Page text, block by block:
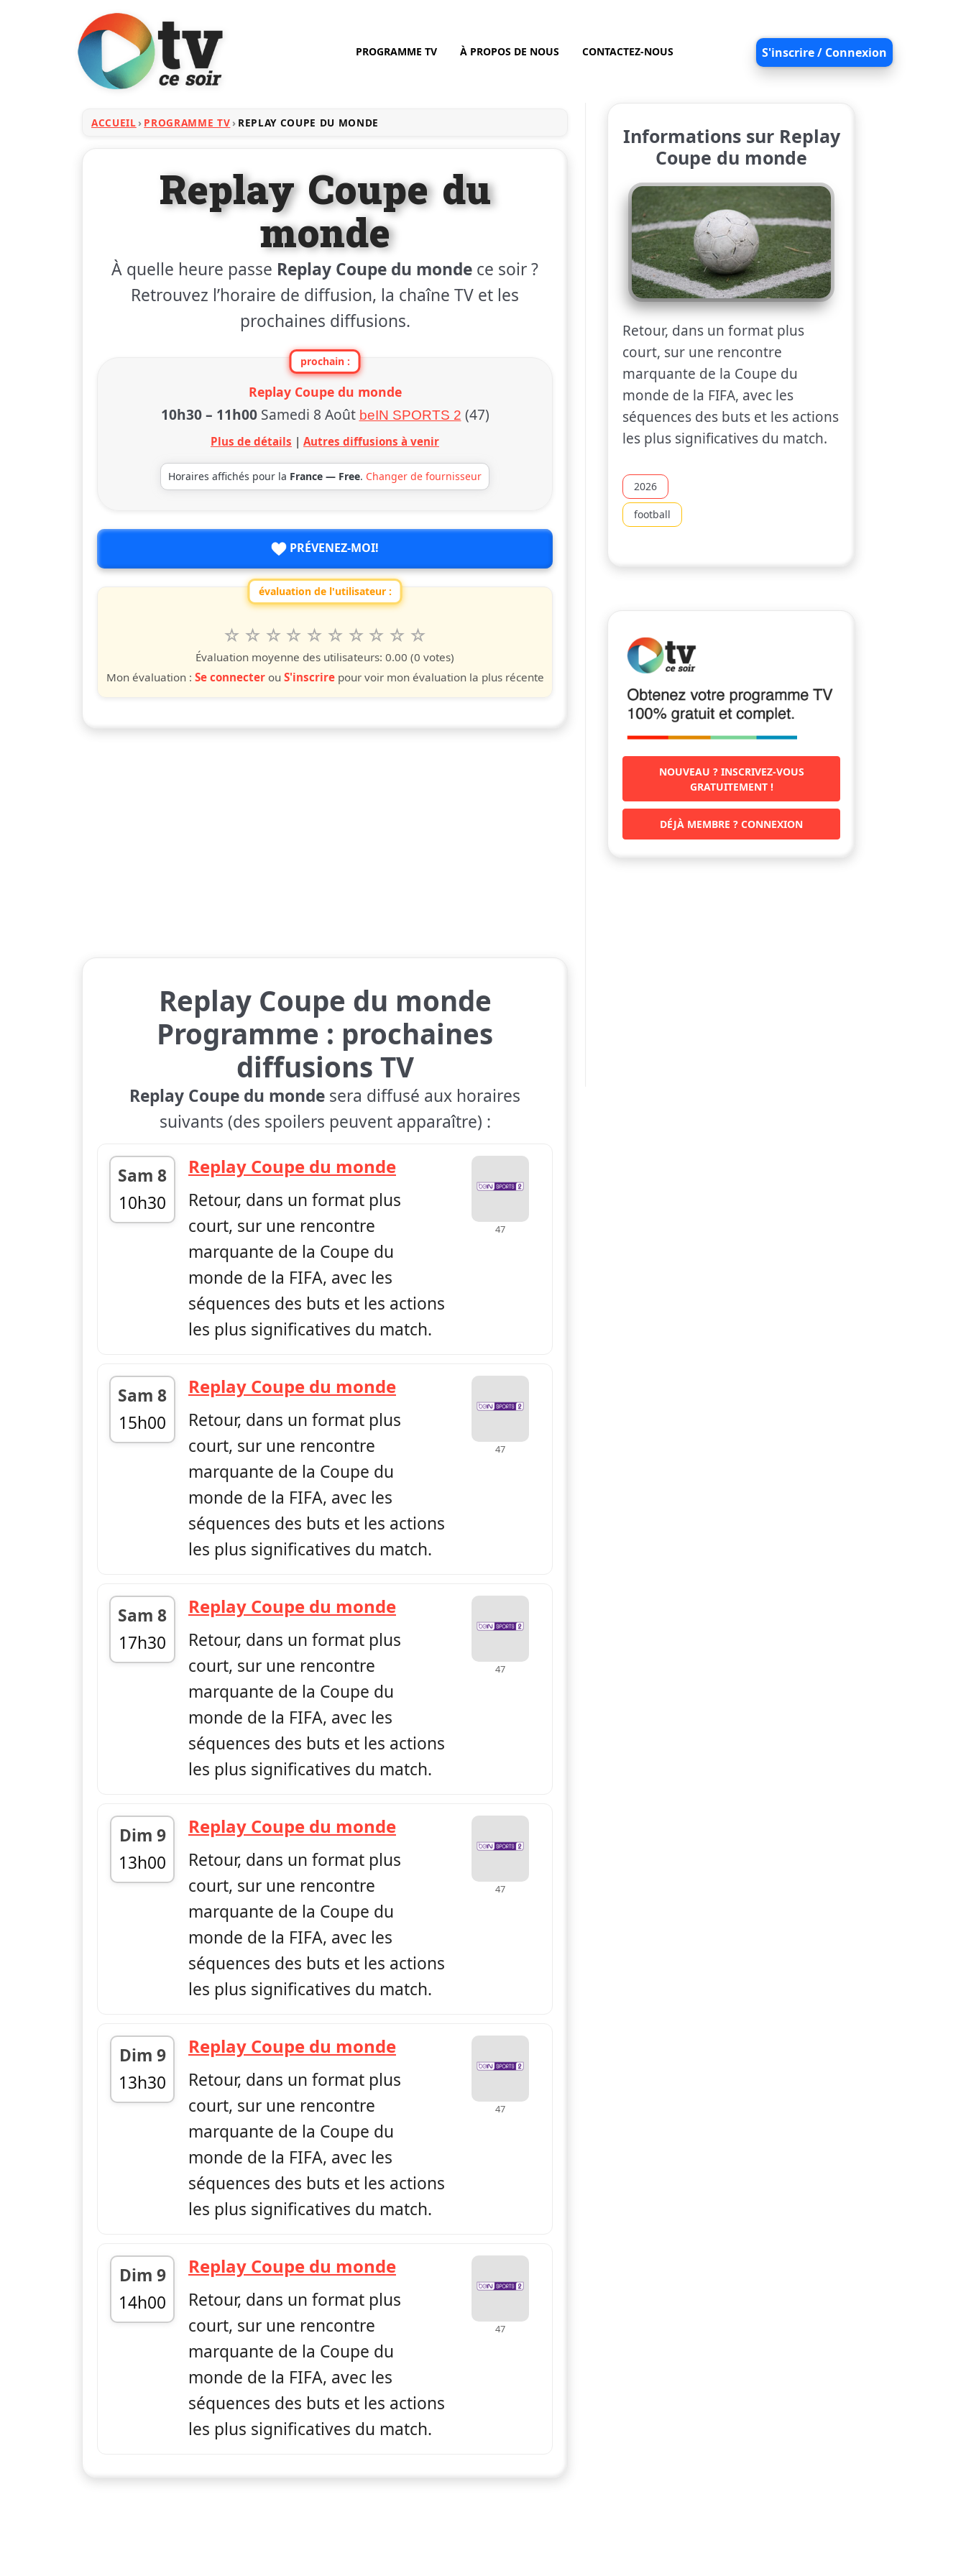
PROGRAMME TV À PROPOS DE NOUS CONTACTEZ-NOUS S'inscrire / Connexion
ACCUEIL PROGRAMME TV REPLAY COUPE DU MONDE
Replay Coupe du
monde
À quelle heure passe Replay Coupe du monde ce soir ?
Retrouvez l’horaire de diffusion, la chaîne TV et les
prochaines diffusions.
prochain :
Replay Coupe du monde
10h30– 11h00 Samedi 8 Août beIN SPORTS 2 (47)
Plus de détails | Autres diffusions à venir
Horaires affichés pour la France — Free. Changer de fournisseur
PRÉVENEZ-MOI!
évaluation de l'utilisateur :
Valuta questo spettacolo da 1 a 10 étoiles
10
étoiles
9
étoiles
8
étoiles
7
étoiles
6
étoiles
5
étoiles
4
étoiles
3
étoiles
2
étoiles
étoile
Évaluation moyenne des utilisateurs: 0.00 (0 votes)
Mon évaluation : Se connecterou S'inscrirepour voir mon évaluation la plus récente
Replay Coupe du monde
Programme : prochaines
diffusions TV
Replay Coupe du monde sera diffusé aux horaires
suivants (des spoilers peuvent apparaître) :
Sam 8
10h30
fin 11h00
Replay Coupe du monde— Replay Coupe du monde
Retour, dans un format plus
court, sur une rencontre
marquante de la Coupe du
monde de la FIFA, avec les
séquences des buts et les actions
les plus significatives du match.
47
Sam 8
15h00
fin 15h30
Replay Coupe du monde— Replay Coupe du monde
Retour, dans un format plus
court, sur une rencontre
marquante de la Coupe du
monde de la FIFA, avec les
séquences des buts et les actions
les plus significatives du match.
47
Sam 8
17h30
fin 18h00
Replay Coupe du monde— Replay Coupe du monde
Retour, dans un format plus
court, sur une rencontre
marquante de la Coupe du
monde de la FIFA, avec les
séquences des buts et les actions
les plus significatives du match.
47
Dim 9
13h00
fin 13h30
Replay Coupe du monde— Replay Coupe du monde
Retour, dans un format plus
court, sur une rencontre
marquante de la Coupe du
monde de la FIFA, avec les
séquences des buts et les actions
les plus significatives du match.
47
Dim 9
13h30
fin 14h00
Replay Coupe du monde— Replay Coupe du monde
Retour, dans un format plus
court, sur une rencontre
marquante de la Coupe du
monde de la FIFA, avec les
séquences des buts et les actions
les plus significatives du match.
47
Dim 9
14h00
fin 14h30
Replay Coupe du monde— Replay Coupe du monde
Retour, dans un format plus
court, sur une rencontre
marquante de la Coupe du
monde de la FIFA, avec les
séquences des buts et les actions
les plus significatives du match.
47
Informations sur Replay
Coupe du monde
Retour, dans un format plus
court, sur une rencontre
marquante de la Coupe du
monde de la FIFA, avec les
séquences des buts et les actions
les plus significatives du match.
2026
football
NOUVEAU ? INSCRIVEZ-VOUS
GRATUITEMENT !
DÉJÀ MEMBRE ? CONNEXION